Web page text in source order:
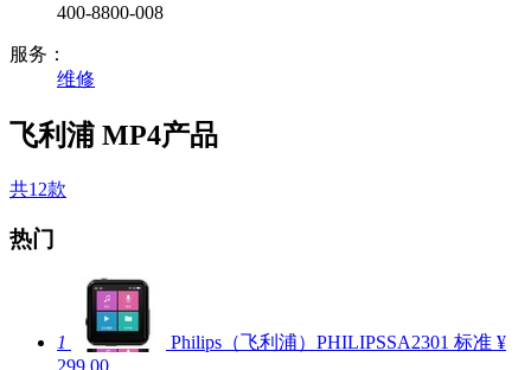
400-8800-008
服务：
维修
飞利浦 MP4产品
共12款
热门
1 Philips（飞利浦）PHILIPSSA2301 标准 ¥